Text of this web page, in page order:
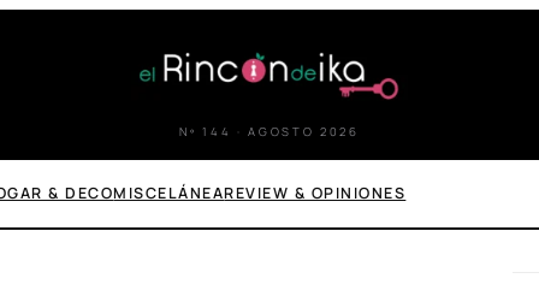
Nº 144 · AGOSTO 2026
& DECOMISCELÁNEAREVIEW & OPINIONES